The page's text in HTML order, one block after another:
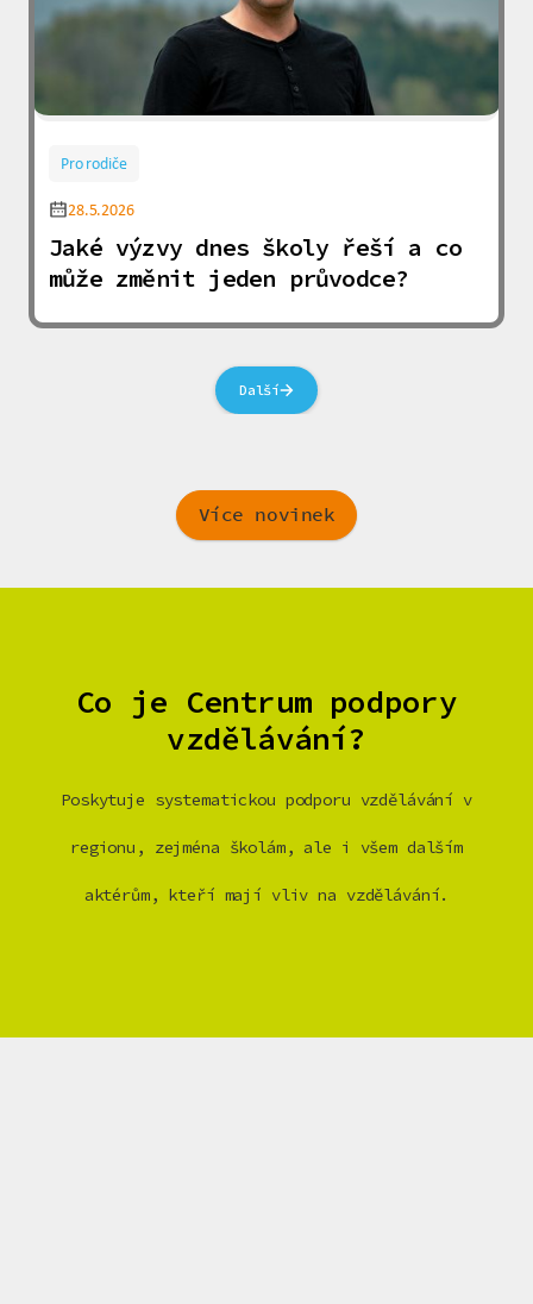
Pro rodiče
28.5.2026
Jaké výzvy dnes školy řeší a co
může změnit jeden průvodce?
Další
Více novinek
Co je Centrum podpory
vzdělávání?
Poskytuje systematickou podporu vzdělávání v
regionu, zejména školám, ale i všem dalším
aktérům, kteří mají vliv na vzdělávání.